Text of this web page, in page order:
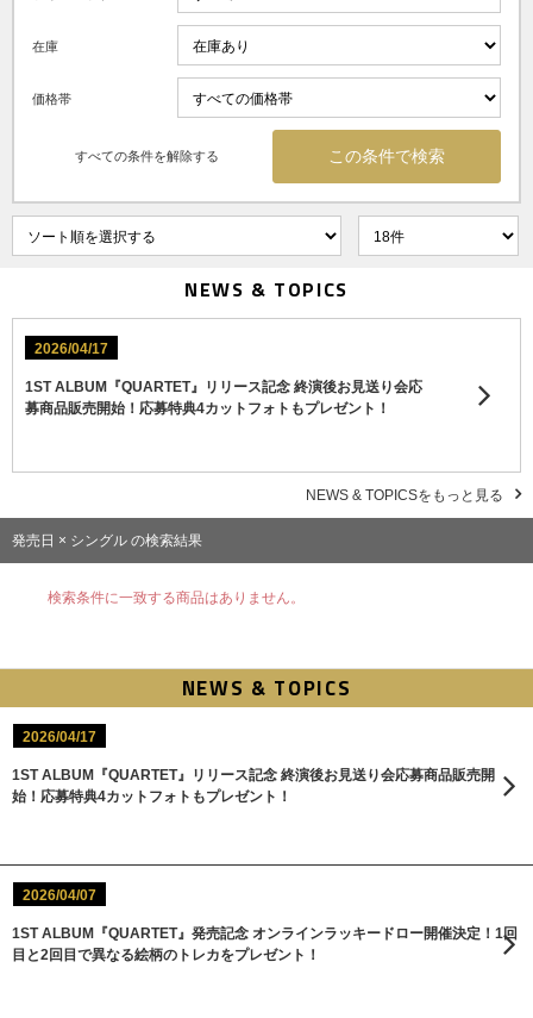
在庫
価格帯
すべての条件を解除する
NEWS & TOPICS
2026/04/17
1ST ALBUM『QUARTET』リリース記念 終演後お見送り会応
募商品販売開始！応募特典4カットフォトもプレゼント！
NEWS & TOPICSをもっと見る
発売日 × シングル の検索結果
検索条件に一致する商品はありません。
NEWS & TOPICS
2026/04/17
1ST ALBUM『QUARTET』リリース記念 終演後お見送り会応募商品販売開
始！応募特典4カットフォトもプレゼント！
2026/04/07
1ST ALBUM『QUARTET』発売記念 オンラインラッキードロー開催決定！1回
目と2回目で異なる絵柄のトレカをプレゼント！